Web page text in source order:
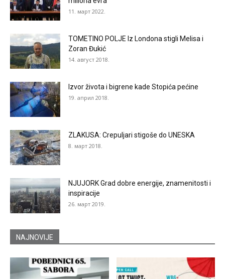
11. март 2022.
TOMETINO POLJE Iz Londona stigli Melisa i
Zoran Đukić
14. август 2018.
Izvor života i bigrene kade Stopića pećine
19. април 2018.
ZLAKUSA: Crepuljari stigoše do UNESKA
8. март 2018.
NJUJORK Grad dobre energije, znamenitosti i
inspiracije
26. март 2019.
NAJNOVIJE